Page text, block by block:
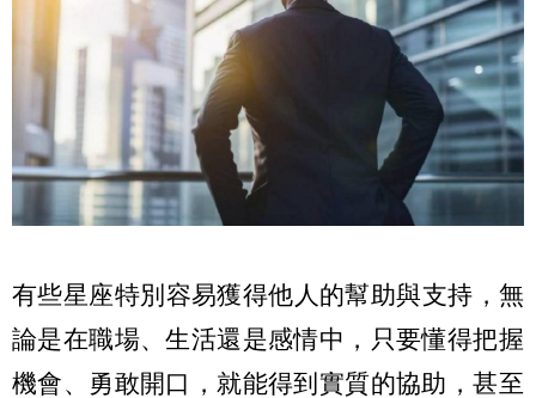
有些星座特別容易獲得他人的幫助與支持，無
論是在職場、生活還是感情中，只要懂得把握
機會、勇敢開口， 就能得到實質的協助，甚至